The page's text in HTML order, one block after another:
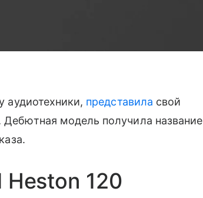
аудиотехники, представила свой
Дебютная модель получила название
Heston 120